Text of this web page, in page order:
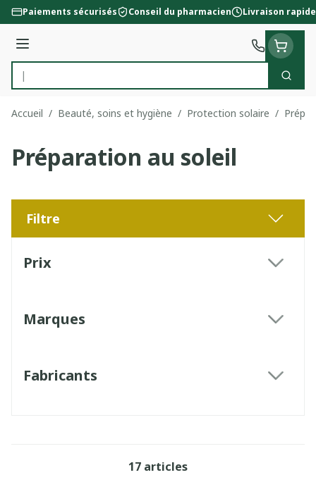
Aller au contenu
Paiements sécurisés Conseil du pharmacien Livraison rapide
Menu
Rechercher
Accueil / Beauté, soins et hygiène / Protection solaire /
Préparation au soleil
Filtre
Prix
Marques
Fabricants
17 articles